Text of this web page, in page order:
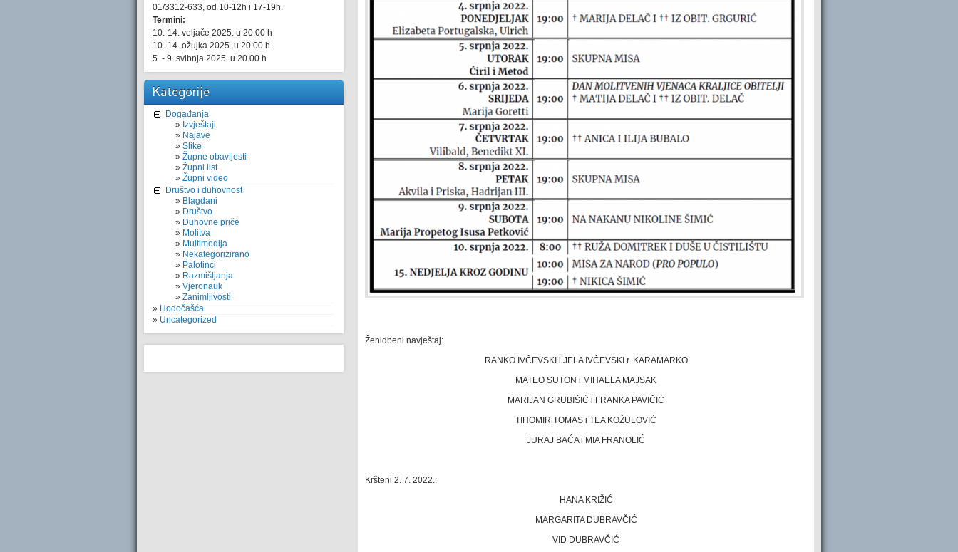
01/3312-633, od 10-12h i 17-19h.
Termini:
10.-14. veljače 2025. u 20.00 h
10.-14. ožujka 2025. u 20.00 h
5. - 9. svibnja 2025. u 20.00 h
Kategorije
Događanja
Izvještaji
Najave
Slike
Župne obavijesti
Župni list
Župni video
Društvo i duhovnost
Blagdani
Društvo
Duhovne priče
Molitva
Multimedija
Nekategorizirano
Palotinci
Razmišljanja
Vjeronauk
Zanimljivosti
Hodočašća
Uncategorized
Ženidbeni navještaj:
RANKO IVČEVSKI i JELA IVČEVSKI r. KARAMARKO
MATEO SUTON i MIHAELA MAJSAK
MARIJAN GRUBIŠIĆ i FRANKA PAVIČIĆ
TIHOMIR TOMAS i TEA KOŽULOVIĆ
JURAJ BAĆA i MIA FRANOLIĆ
Kršteni 2. 7. 2022.:
HANA KRIŽIĆ
MARGARITA DUBRAVČIĆ
VID DUBRAVČIĆ